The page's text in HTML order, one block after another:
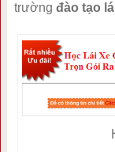
trường đào tạo